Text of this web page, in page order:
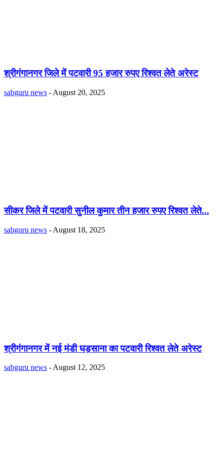
श्रीगंगानगर जिले में पटवारी 95 हजार रुपए रिश्वत लेते अरेस्ट
sabguru news - August 20, 2025
सीकर जिले में पटवारी सुनील कुमार तीन हजार रुपए रिश्वत लेते...
sabguru news - August 18, 2025
श्रीगंगानगर में नई मंडी घड़साना का पटवारी रिश्वत लेते अरेस्ट
sabguru news - August 12, 2025